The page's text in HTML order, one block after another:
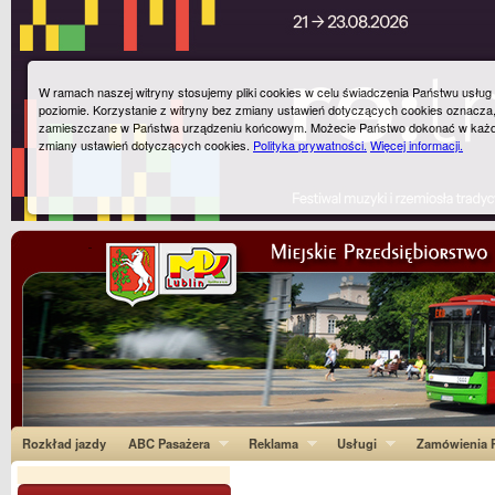
Rozkład jazdy ABC Pasażera Reklama Usługi Zamówienia
W ramach naszej witryny stosujemy pliki cookies w celu świadczenia Państwu
poziomie. Korzystanie z witryny bez zmiany ustawień dotyczących cookies
zamieszczane w Państwa urządzeniu końcowym. Możecie Państwo dokonać w
zmiany ustawień dotyczących cookies. Polityka prywatności.Więcej informacji.